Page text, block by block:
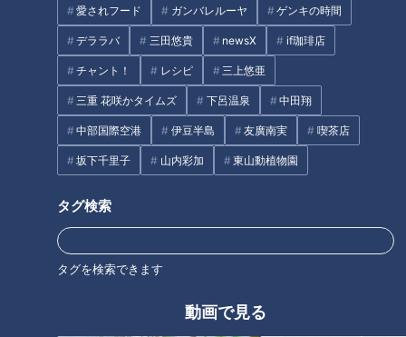
愛されフード ガンバレルーヤ ゲンキの時間
デララバ 三田悠貴 newsX if珈琲店
チャント！ レシピ 三上悠亜
三重 花咲かタイムズ 下呂温泉 中田翔
中部国際空港 伊豆半島 友廣南実 喫茶店
坂下千里子 山内彩加 東山動植物園
タグ検索
タグを検索できます
動画で見る
日本シリーズのＭＶＰ中村紀洋
～ドラゴンズ立浪新政権コーチ
列伝（3）
嶋基宏ヘッドコーチへの大いな
る期待～ドラゴンズ歴代“参
謀”列伝
あきらめたらそこでシーズン終